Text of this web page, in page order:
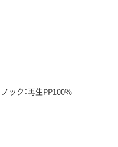
ノック：再生PP100%